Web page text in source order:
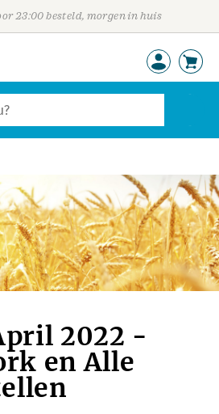
23:00 besteld, morgen in huis
2022 -
en Alle